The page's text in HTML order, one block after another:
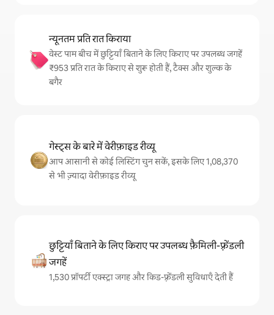
न्यूनतम प्रति रात किराया
वेस्ट पाम बीच में छुट्टियाँ बिताने के लिए किराए पर उपलब्ध जगहें
₹953 प्रति रात के किराए से शुरू होती हैं, टैक्स और शुल्क के
बगैर
गेस्ट्स के बारे में वेरीफ़ाइड रीव्यू
आप आसानी से कोई लिस्टिंग चुन सकें, इसके लिए 1,08,370
से भी ज़्यादा वेरीफ़ाइड रीव्यू
छुट्टियाँ बिताने के लिए किराए पर उपलब्ध फ़ैमिली-फ़्रेंडली
जगहें
1,530 प्रॉपर्टी एक्स्ट्रा जगह और किड-फ़्रेंडली सुविधाएँ देती हैं